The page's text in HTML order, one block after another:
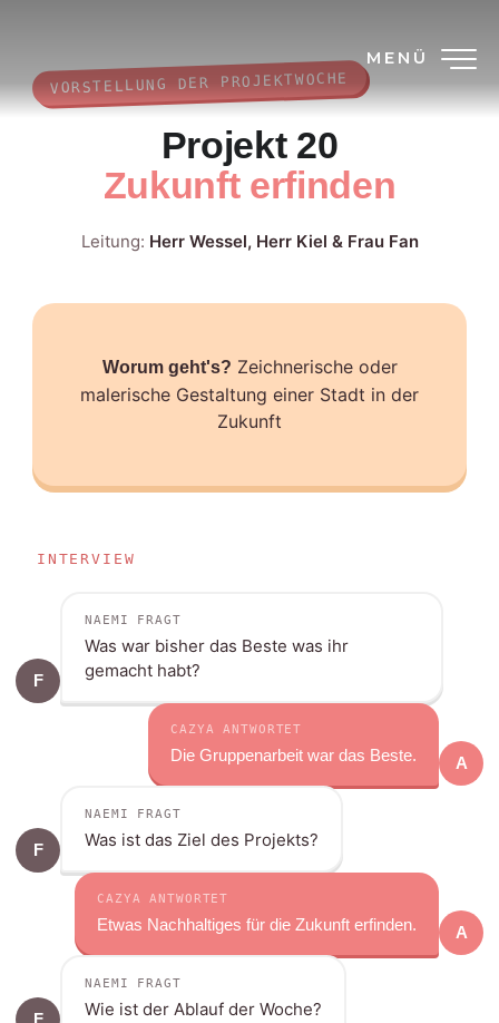
MENÜ
VORSTELLUNG DER PROJEKTWOCHE
Projekt 20
Zukunft erfinden
Leitung: Herr Wessel, Herr Kiel & Frau Fan
Worum geht's? Zeichnerische oder
malerische Gestaltung einer Stadt in der
Zukunft
INTERVIEW
F
NAEMI FRAGT
Was war bisher das Beste was ihr
gemacht habt?
CAZYA ANTWORTET
Die Gruppenarbeit war das Beste. A
F
NAEMI FRAGT
Was ist das Ziel des Projekts?
CAZYA ANTWORTET
Etwas Nachhaltiges für die Zukunft erfinden. A
F
NAEMI FRAGT
Wie ist der Ablauf der Woche?